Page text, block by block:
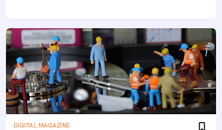
DIGITAL MAGAZINE